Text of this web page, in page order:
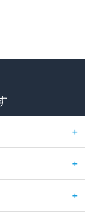
＋
＋
＋